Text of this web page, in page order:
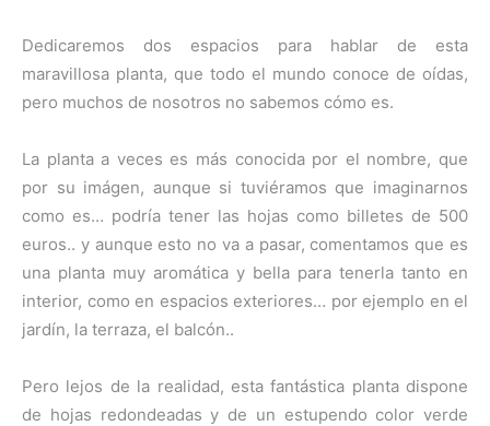
Dedicaremos dos espacios para hablar de esta
maravillosa planta, que todo el mundo conoce de oídas,
pero muchos de nosotros no sabemos cómo es.
La planta a veces es más conocida por el nombre, que
por su imágen, aunque si tuviéramos que imaginarnos
como es… podría tener las hojas como billetes de 500
euros.. y aunque esto no va a pasar, comentamos que es
una planta muy aromática y bella para tenerla tanto en
interior, como en espacios exteriores… por ejemplo en el
jardín, la terraza, el balcón..
Pero lejos de la realidad, esta fantástica planta dispone
de hojas redondeadas y de un estupendo color verde